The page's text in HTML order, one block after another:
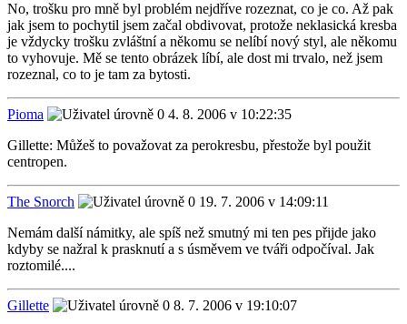
No, trošku pro mně byl problém nejdříve rozeznat, co je co. Až pak
jak jsem to pochytil jsem začal obdivovat, protože neklasická kresba
je vždycky trošku zvláštní a někomu se nelíbí nový styl, ale někomu
to vyhovuje. Mě se tento obrázek líbí, ale dost mi trvalo, než jsem
rozeznal, co to je tam za bytosti.
Pioma
4. 8. 2006 v 10:22:35
Gillette: Můžeš to považovat za perokresbu, přestože byl použit
centropen.
The Snorch
19. 7. 2006 v 14:09:11
Nemám další námitky, ale spíš než smutný mi ten pes přijde jako
kdyby se nažral k prasknutí a s úsměvem ve tváři odpočíval. Jak
roztomilé....
Gillette
8. 7. 2006 v 19:10:07